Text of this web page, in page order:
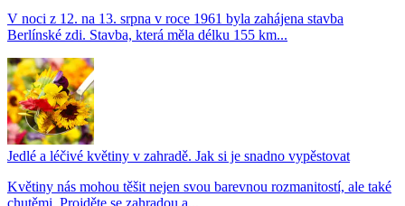
V noci z 12. na 13. srpna v roce 1961 byla zahájena stavba
Berlínské zdi. Stavba, která měla délku 155 km...
Jedlé a léčivé květiny v zahradě. Jak si je snadno vypěstovat
Květiny nás mohou těšit nejen svou barevnou rozmanitostí, ale také
chutěmi. Projděte se zahradou a...